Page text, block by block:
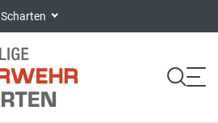
Scharten